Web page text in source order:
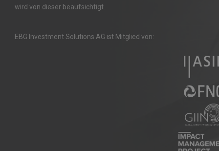
wird von dieser beaufsichtigt.
EBG Investment Solutions AG ist Mitglied von: